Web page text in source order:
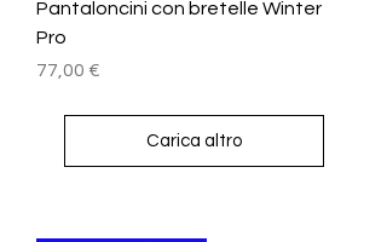
Pantaloncini con bretelle Winter
Pro
Prezzo
77,00 €
Carica altro